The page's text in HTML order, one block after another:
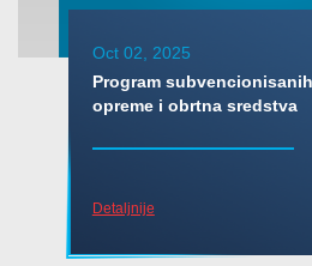
Oct 02, 2025
Program
opreme i obrtna sredstva
Detaljnije